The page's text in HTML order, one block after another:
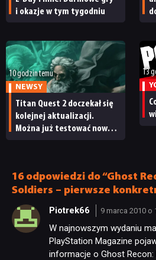
NEWSY
RECENZJE
KULTURA
DYSKUSJE
i okazje w tym tygodniu
10 godzin temu
NEWSY
Titan Quest 2 doczekał się
kolejnej aktualizacji.
Można już testować nową
13
16 odpowiedzi do “Ghost
Soldiers – pierwsze
Piotrek66 9 marca 2010 o
W najnowszym wydaniu
PlayStation Magazine
informacje o Ghost Recon: